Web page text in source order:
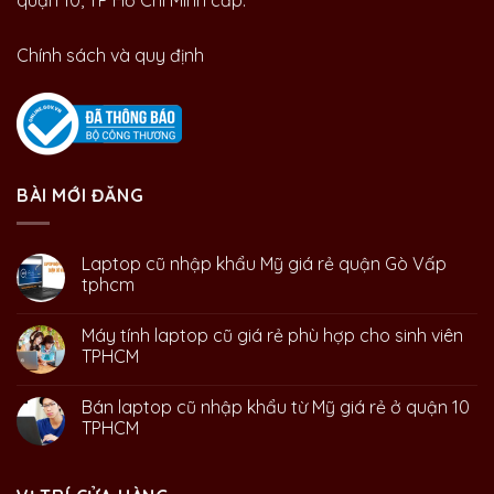
Chính sách và quy định
BÀI MỚI ĐĂNG
Laptop cũ nhập khẩu Mỹ giá rẻ quận Gò Vấp
tphcm
Máy tính laptop cũ giá rẻ phù hợp cho sinh viên
TPHCM
Bán laptop cũ nhập khẩu từ Mỹ giá rẻ ở quận 10
TPHCM